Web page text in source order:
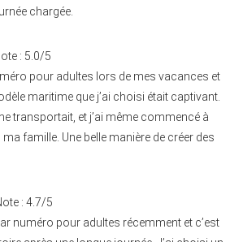
chargée.
: 5.0/5
pour adultes lors de mes vacances et
maritime que j’ai choisi était captivant.
transportait, et j’ai même commencé à
famille. Une belle manière de créer des
: 4.7/5
numéro pour adultes récemment et c’est